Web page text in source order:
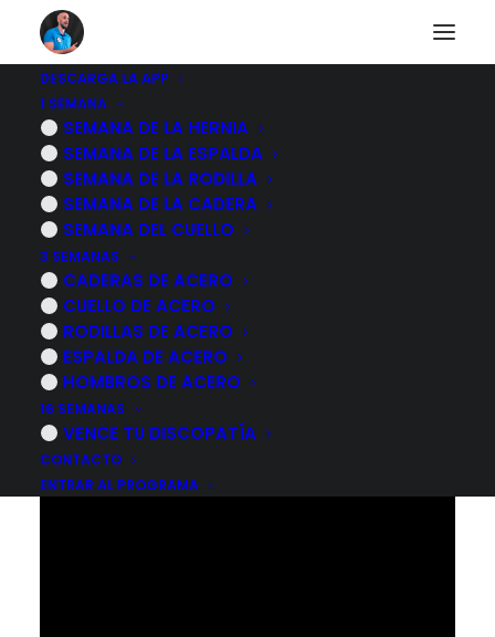
DESCARGA LA APP
1 SEMANA
SEMANA DE LA HERNIA
SEMANA DE LA ESPALDA
SEMANA DE LA RODILLA
SEMANA DE LA CADERA
SEMANA DEL CUELLO
3 SEMANAS
CADERAS DE ACERO
CUELLO DE ACERO
RODILLAS DE ACERO
ESPALDA DE ACERO
HOMBROS DE ACERO
16 SEMANAS
VENCE TU DISCOPATÍA
CONTACTO
ENTRAR AL PROGRAMA
5 EJERCICIOS para
RODILLAS - ADULTOS
MAYORES
22 AGOSTO, 2023 | POR